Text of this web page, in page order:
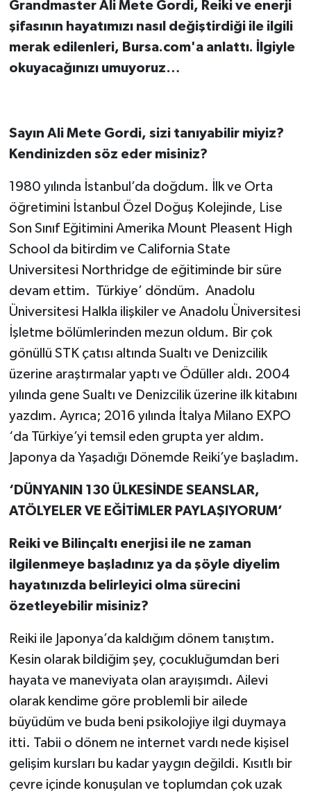
Grandmaster Ali Mete Gordi, Reiki ve enerji
şifasının hayatımızı nasıl değiştirdiği ile ilgili
merak edilenleri, Bursa.com'a anlattı. İlgiyle
okuyacağınızı umuyoruz…
Sayın Ali Mete Gordi, sizi tanıyabilir miyiz?
Kendinizden söz eder misiniz?
1980 yılında İstanbul’da doğdum. İlk ve Orta
öğretimini İstanbul Özel Doğuş Kolejinde, Lise
Son Sınıf Eğitimini Amerika Mount Pleasent High
School da bitirdim ve California State
Universitesi Northridge de eğitiminde bir süre
devam ettim. Türkiye’ döndüm. Anadolu
Üniversitesi Halkla ilişkiler ve Anadolu Üniversitesi
İşletme bölümlerinden mezun oldum. Bir çok
gönüllü STK çatısı altında Sualtı ve Denizcilik
üzerine araştırmalar yaptı ve Ödüller aldı. 2004
yılında gene Sualtı ve Denizcilik üzerine ilk kitabını
yazdım. Ayrıca; 2016 yılında İtalya Milano EXPO
‘da Türkiye’yi temsil eden grupta yer aldım.
Japonya da Yaşadığı Dönemde Reiki’ye başladım.
‘DÜNYANIN 130 ÜLKESİNDE SEANSLAR,
ATÖLYELER VE EĞİTİMLER PAYLAŞIYORUM’
Reiki ve Bilinçaltı enerjisi ile ne zaman
ilgilenmeye başladınız ya da şöyle diyelim
hayatınızda belirleyici olma sürecini
özetleyebilir misiniz?
Reiki ile Japonya’da kaldığım dönem tanıştım.
Kesin olarak bildiğim şey, çocukluğumdan beri
hayata ve maneviyata olan arayışımdı. Ailevi
olarak kendime göre problemli bir ailede
büyüdüm ve buda beni psikolojiye ilgi duymaya
itti. Tabii o dönem ne internet vardı nede kişisel
gelişim kursları bu kadar yaygın değildi. Kısıtlı bir
çevre içinde konuşulan ve toplumdan çok uzak